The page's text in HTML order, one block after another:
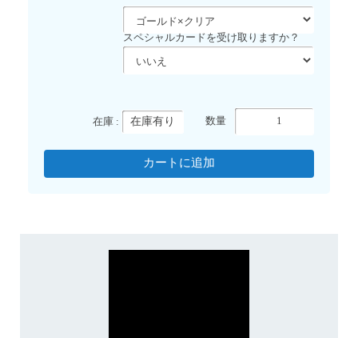
スペシャルカードを受け取りますか？
数量
在庫 : 在庫有り